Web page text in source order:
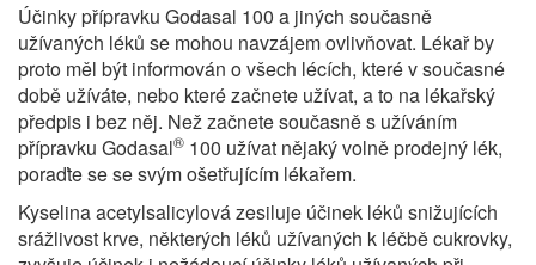
Účinky přípravku Godasal 100 a jiných současně
užívaných léků se mohou navzájem ovlivňovat. Lékař by
proto měl být informován o všech lécích, které v současné
době užíváte, nebo které začnete užívat, a to na lékařský
předpis i bez něj. Než začnete současně s užíváním
přípravku Godasal® 100 užívat nějaký volně prodejný lék,
poraďte se se svým ošetřujícím lékařem.
Kyselina acetylsalicylová zesiluje účinek léků snižujících
srážlivost krve, některých léků užívaných k léčbě cukrovky,